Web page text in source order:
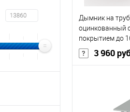
Дымник на
оцинкованный
покрытием до
3 960